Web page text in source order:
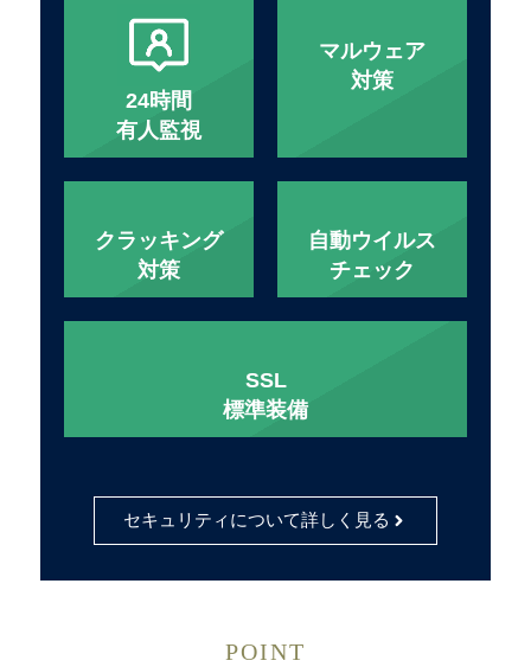
24時間
有人監視
マルウェア
対策
クラッキング
対策
自動ウイルス
チェック
SSL
標準装備
セキュリティについて詳しく見る
POINT